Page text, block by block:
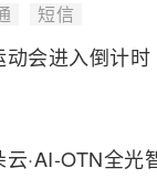
短信
会进入倒计
·AI-OTN全光